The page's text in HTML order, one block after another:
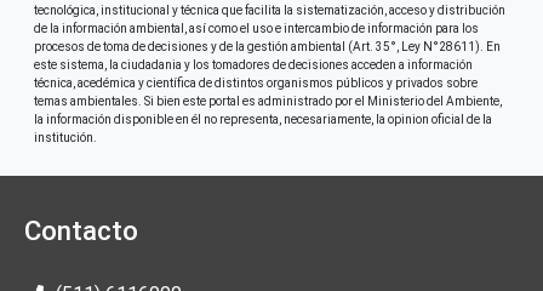
tecnológica, institucional y técnica que facilita la sistematización, acceso y distribución
de la información ambiental, así como el uso e intercambio de información para los
procesos de toma de decisiones y de la gestión ambiental (Art. 35°, Ley N°28611). En
este sistema, la ciudadania y los tomadores de decisiones acceden a información
técnica, acedémica y científica de distintos organismos públicos y privados sobre
temas ambientales. Si bien este portal es administrado por el Ministerio del Ambiente,
la información disponible en él no representa, necesariamente, la opinion oficial de la
institución.
Contacto